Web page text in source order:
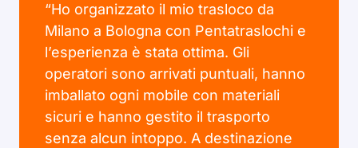
“Ho organizzato il mio trasloco da
Milano a Bologna con Pentatraslochi e
l’esperienza è stata ottima. Gli
operatori sono arrivati puntuali, hanno
imballato ogni mobile con materiali
sicuri e hanno gestito il trasporto
senza alcun intoppo. A destinazione